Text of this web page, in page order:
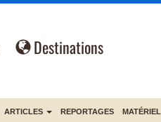
Destinations
ARTICLES REPORTAGES MATÉRIEL